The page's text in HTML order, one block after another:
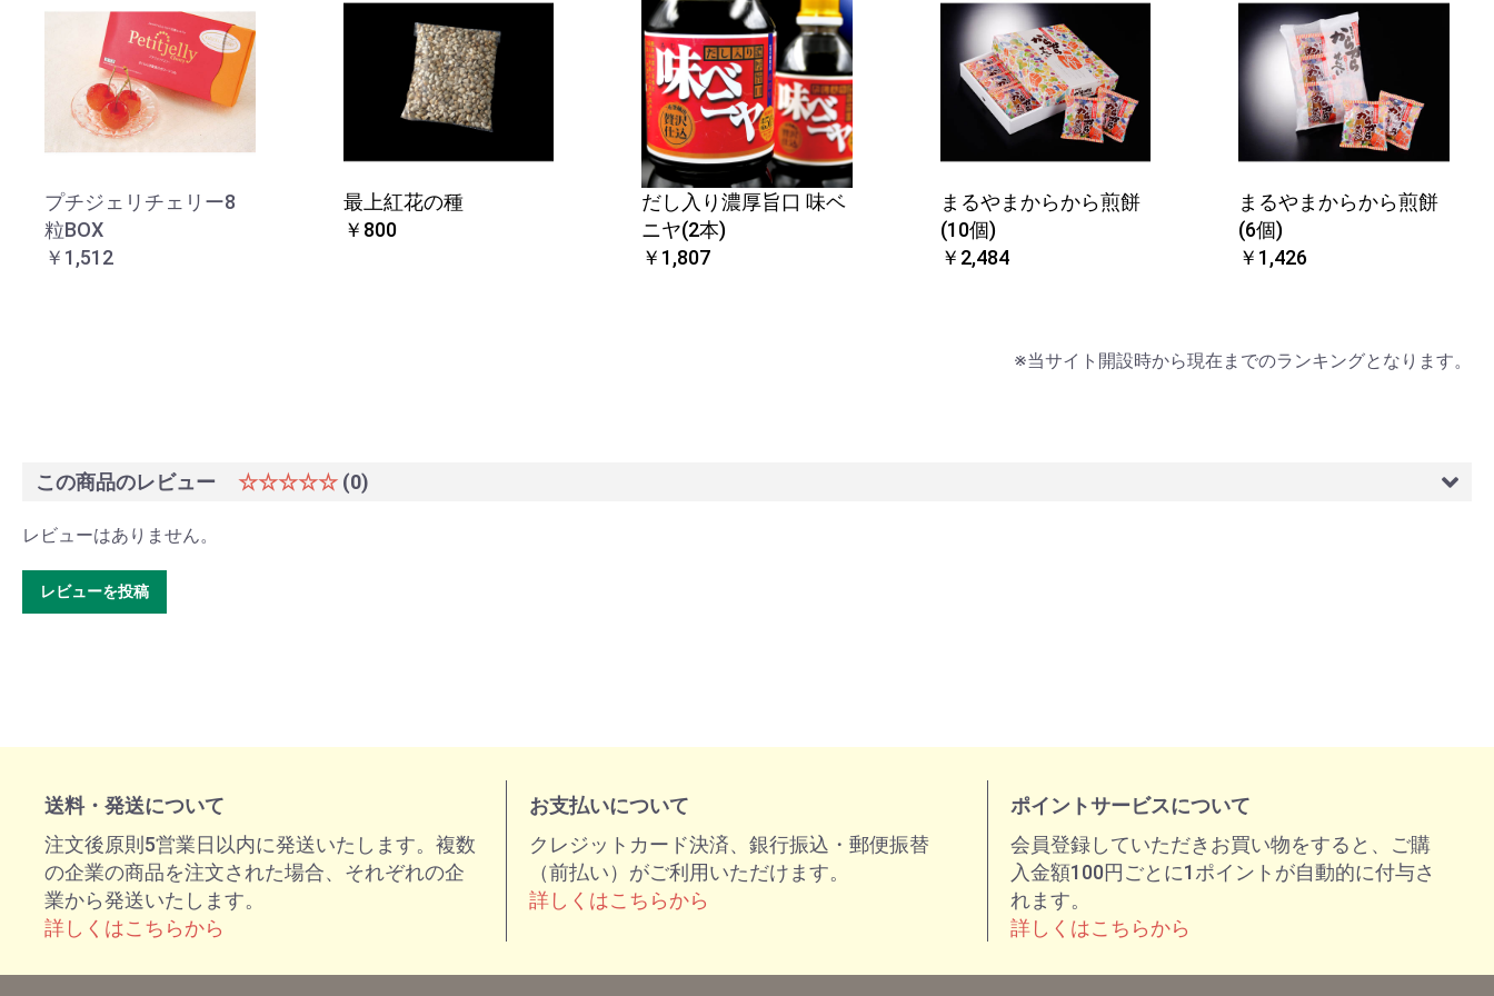
プチジェリチェリー8
粒BOX
￥1,512
最上紅花の種
￥800
だし入り濃厚旨口 味ベ
ニヤ(2本)
￥1,807
まるやまからから煎餅
(10個)
￥2,484
まるやまからから煎餅
(6個)
￥1,426
※当サイト開設時から現在までのランキングとなります。
この商品のレビュー ☆☆☆☆☆ (0)
レビューはありません。
レビューを投稿
送料・発送について
注文後原則5営業日以内に発送いたします。複数
の企業の商品を注文された場合、それぞれの企
業から発送いたします。
詳しくはこちらから
お支払いについて
クレジットカード決済、銀行振込・郵便振替
（前払い）がご利用いただけます。
詳しくはこちらから
ポイントサービスについて
会員登録していただきお買い物をすると、ご購
入金額100円ごとに1ポイントが自動的に付与さ
れます。
詳しくはこちらから